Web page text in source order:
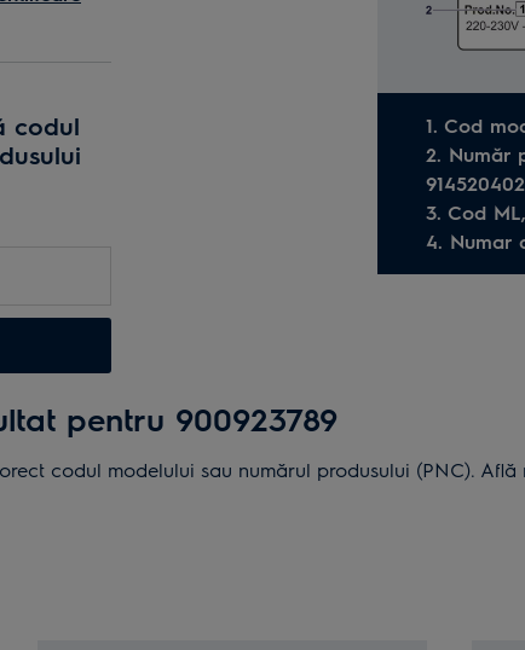
codul
1. Cod
2. Număr
914520402
3. Cod
4. Numar
pentru 900923789
codul modelului sau numărul produsului (PNC).